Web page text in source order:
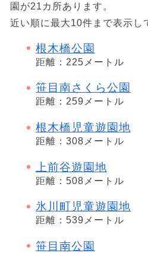
園が21カ所あります。
近い順に最大10件まで表示し
根木橋公園
距離：225メートル
笹目南さくら公園
距離：259メートル
根木橋児童遊園地
距離：308メートル
上前谷遊園地
距離：508メートル
氷川町児童遊園地
距離：539メートル
笹目南公園